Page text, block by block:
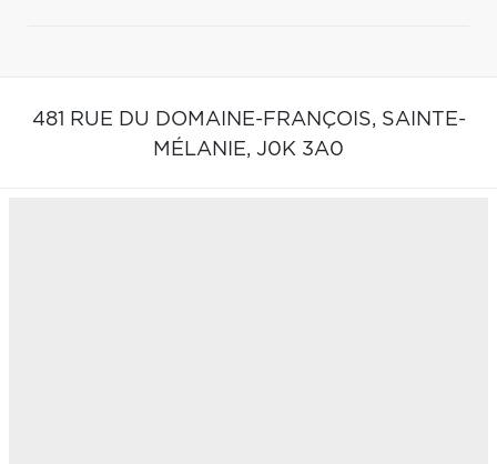
481 RUE DU DOMAINE-FRANÇOIS, SAINTE-
MÉLANIE, J0K 3A0